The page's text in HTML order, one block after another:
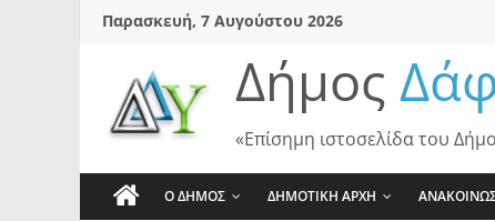
SkipΠαρασκευή, 7 Αυγούστου 2026
Δήμος
«Επίσημη ιστοσελίδα του
Ο ΔΗΜΟΣ ΔΗΜΟΤΙΚΗ ΑΡΧΗ